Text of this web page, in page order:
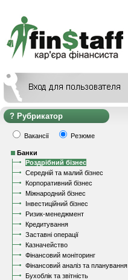
Рубрикатор
Вакансії Резюме
Банки
Роздрібний бізнес
Середній та малий бізнес
Корпоративний бізнес
Міжнародний бізнес
Інвестиційний бізнес
Ризик-менеджмент
Кредитування
Заставні операції
Казначейство
Фінансовий моніторинг
Фінансовий аналіз та планування
Бухоблік та звітність